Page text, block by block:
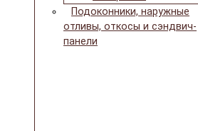
Подоконники, наружные
отливы, откосы и сэндвич-
панели